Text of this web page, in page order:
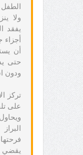
ولا
يفقد
أن
حتى
ودون
تركز
على
يقضي